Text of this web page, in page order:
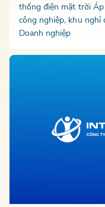
thống điện mặt trời Áp
công nghiệp, khu nghỉ
Doanh nghiệp